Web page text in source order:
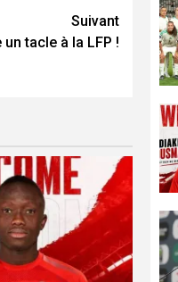
Suivant
tacle à la LFP !